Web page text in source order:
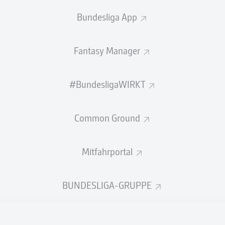
Bundesliga App
Fantasy Manager
#BundesligaWIRKT
Common Ground
Mitfahrportal
BUNDESLIGA-GRUPPE
Alexander Blessin von seinen Aufgaben
umfassende interne Analyse der gerade